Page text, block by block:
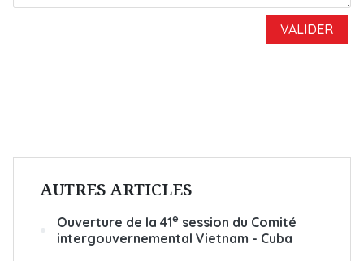
AUTRES ARTICLES
Ouverture de la 41e session du Comité
intergouvernemental Vietnam - Cuba